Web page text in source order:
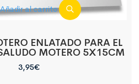
Añadir al carrito
ENLATADO PARA EL
MOTERO 5X15CM
3,95€